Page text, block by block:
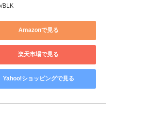
BLK
Amazonで見る
楽天市場で見る
Yahoo!ショッピングで見る